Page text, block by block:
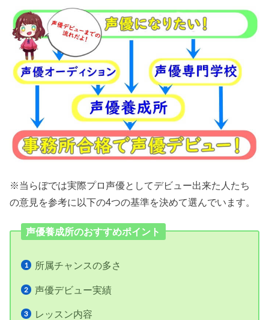
※当らぼでは実際プロ声優としてデビュー出来た人たち
の意見を参考に以下の4つの基準を決めて選んでいます。
声優養成所のおすすめポイント
所属チャンスの多さ
声優デビュー実績
レッスン内容